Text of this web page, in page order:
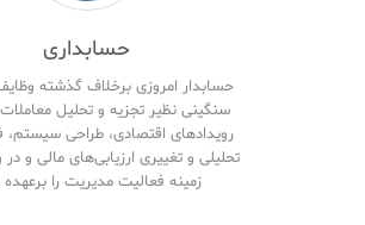
حسابداری
حسابدار امروزی برخلاف گذشته
سنگینی نظیر تجزیه و تحلیل
رویدادهای اقتصادی، طراحی سیستم،
تحلیلی و تغییری ارزیابی‌های مالی و در
زمینه فعالیت مدیریت را برعهده